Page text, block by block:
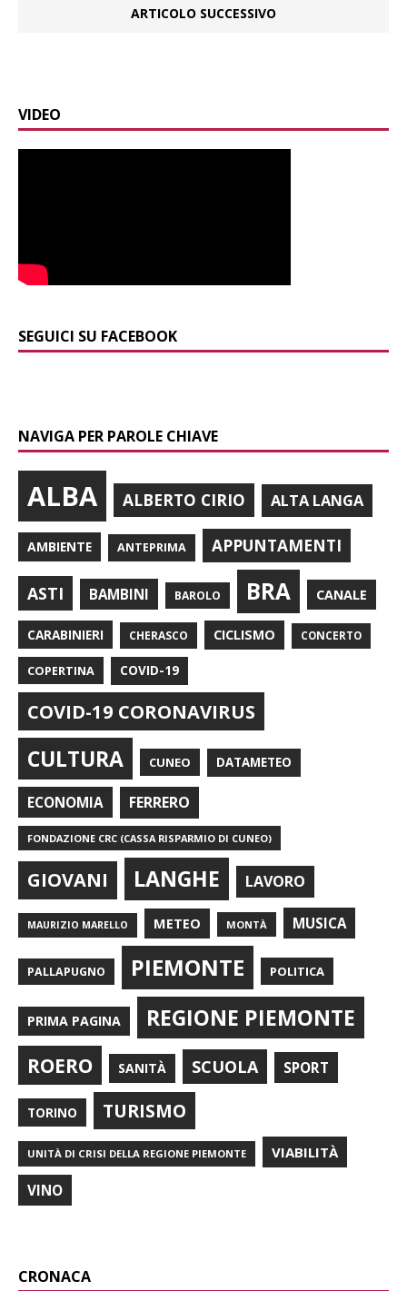
ARTICOLO SUCCESSIVO
VIDEO
SEGUICI SU FACEBOOK
NAVIGA PER PAROLE CHIAVE
ALBA ALBERTO CIRIO ALTA LANGA
AMBIENTE ANTEPRIMA APPUNTAMENTI
ASTI BAMBINI BAROLO BRA CANALE
CARABINIERI CHERASCO CICLISMO CONCERTO
COPERTINA COVID-19
COVID-19 CORONAVIRUS
CULTURA CUNEO DATAMETEO
ECONOMIA FERRERO
FONDAZIONE CRC (CASSA RISPARMIO DI CUNEO)
GIOVANI LANGHE LAVORO
MAURIZIO MARELLO METEO MONTÀ MUSICA
PALLAPUGNO PIEMONTE POLITICA
PRIMA PAGINA REGIONE PIEMONTE
ROERO SANITÀ SCUOLA SPORT
TORINO TURISMO
UNITÀ DI CRISI DELLA REGIONE PIEMONTE VIABILITÀ
VINO
CRONACA